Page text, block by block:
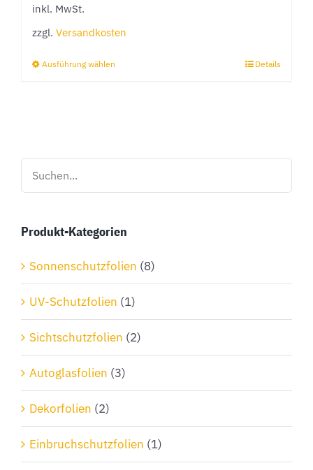
inkl. MwSt.
zzgl. Versandkosten
Ausführung wählen
Die
können
Produktseite
gewählt
werden
Details
Produkt-Kategorien
Sonnenschutzfolien (8)
UV-Schutzfolien (1)
Sichtschutzfolien (2)
Autoglasfolien (3)
Dekorfolien (2)
Einbruchschutzfolien (1)